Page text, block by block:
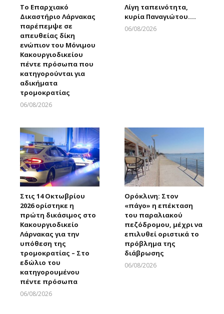
Το Επαρχιακό
Δικαστήριο Λάρνακας
παρέπεμψε σε
απευθείας δίκη
ενώπιον του Μόνιμου
Κακουργιοδικείου
πέντε πρόσωπα που
κατηγορούνται για
αδικήματα
τρομοκρατίας
06/08/2026
Λίγη ταπεινότητα,
κυρία Παναγιώτου….
06/08/2026
Στις 14 Οκτωβρίου
2026 ορίστηκε η
πρώτη δικάσιμος στο
Κακουργιοδικείο
Λάρνακας για την
υπόθεση της
τρομοκρατίας – Στο
εδώλιο του
κατηγορουμένου
πέντε πρόσωπα
06/08/2026
Ορόκλινη: Στον
«πάγο» η επέκταση
του παραλιακού
πεζόδρομου, μέχρι να
επιλυθεί οριστικά το
πρόβλημα της
διάβρωσης
06/08/2026